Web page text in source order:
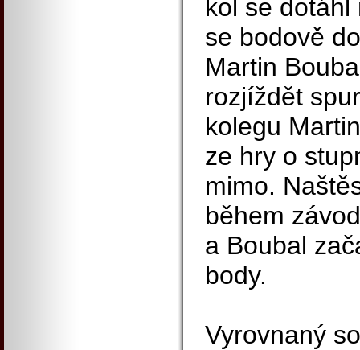
kol se
se bodově
Martin
rozjíždět
kolegu
ze hry o
mimo.
během
a Boubal
body.
Vyrovnaný